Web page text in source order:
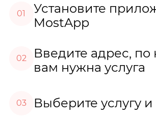
01
Установите
MostApp
02
Введите адрес, по
вам нужна услуга
03 Выберите услугу и